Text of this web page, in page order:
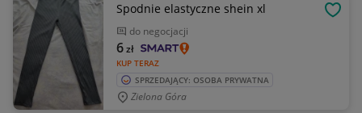
Spodnie elastyczne shein xl
do negocjacji
KUP TERAZ
6zł
SPRZEDAJĄCY: OSOBA PRYWATNA
Zielona Góra